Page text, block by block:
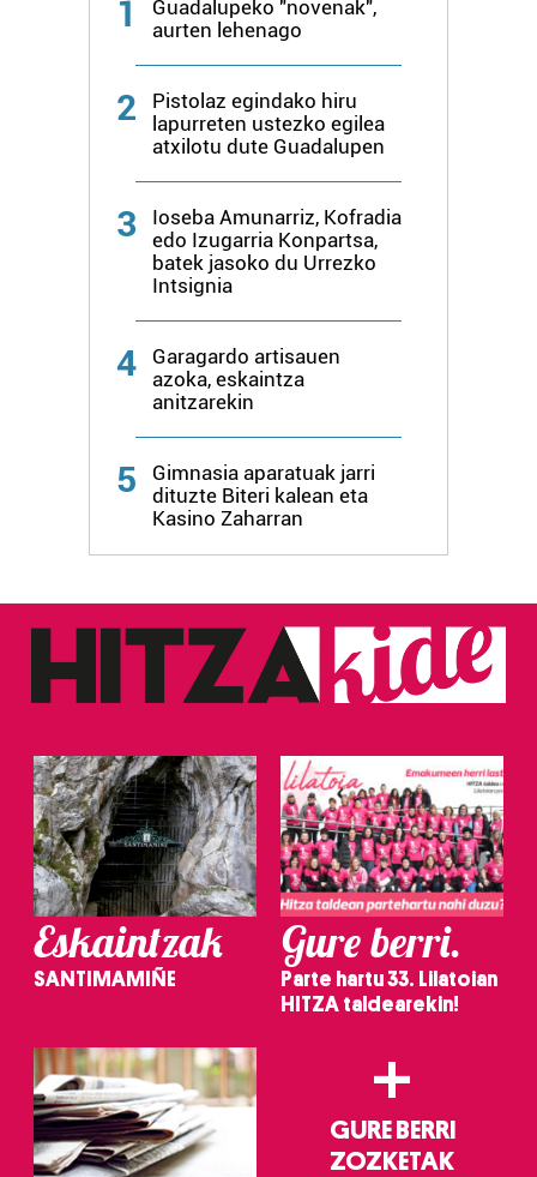
1
Guadalupeko "novenak",
aurten lehenago
2
Pistolaz egindako hiru
lapurreten ustezko egilea
atxilotu dute Guadalupen
3
Ioseba Amunarriz, Kofradia
edo Izugarria Konpartsa,
batek jasoko du Urrezko
Intsignia
4
Garagardo artisauen
azoka, eskaintza
anitzarekin
5
Gimnasia aparatuak jarri
dituzte Biteri kalean eta
Kasino Zaharran
Eskaintzak
SANTIMAMIÑE
Gure berri.
Parte hartu 33. Lilatoian
HITZA taldearekin!
+
GURE BERRI
ZOZKETAK